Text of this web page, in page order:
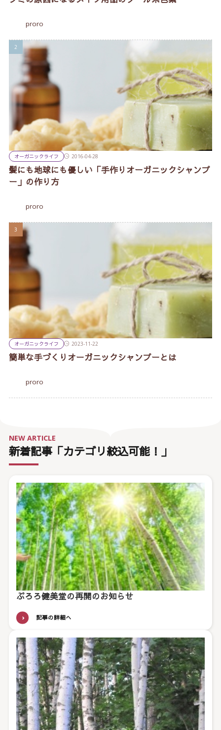
proro
オーガニックライフ 2016-04-28
髪にも地球にも優しい「手作りオーガニックシャンプ
ー」の作り方
proro
オーガニックライフ 2023-11-22
簡単な手づくりオーガニックシャンプーとは
proro
新着記事「カテゴリ絞込可能！」
NEW ARTICLE
ぷろろ健美堂の再開のお知らせ
記事の詳細へ